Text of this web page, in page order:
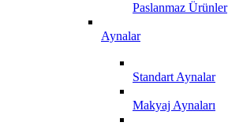
Paslanmaz Ürünler
Aynalar
Standart Aynalar
Makyaj Aynaları